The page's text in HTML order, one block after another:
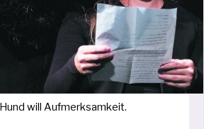
will Aufmerksamkeit.